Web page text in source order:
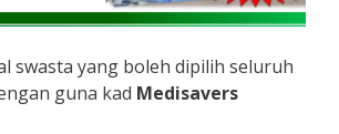
swasta yang boleh dipilih seluruh
guna kad Medisavers